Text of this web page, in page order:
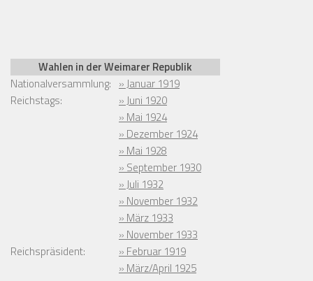
Wahlen in der Weimarer Republik
Nationalversammlung: » Januar 1919
Reichstags:
» Juni 1920
» Mai 1924
» Dezember 1924
» Mai 1928
» September 1930
» Juli 1932
» November 1932
» März 1933
» November 1933
Reichspräsident:
» Februar 1919
» März/April 1925